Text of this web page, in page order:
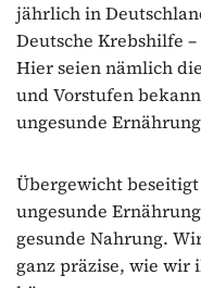
jährlich in
Deutsche Krebshilfe
Hier seien nämlich
und Vorstufen
ungesunde
Übergewicht
ungesunde
gesunde Nahrung.
ganz präzise, wie